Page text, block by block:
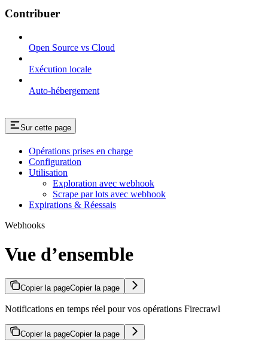
Contribuer
Open Source vs Cloud
Exécution locale
Auto-hébergement
Sur cette page
Opérations prises en charge
Configuration
Utilisation
Exploration avec webhook
Scrape par lots avec webhook
Expirations & Réessais
Webhooks
Vue d’ensemble
Copier la pageCopier la page
Notifications en temps réel pour vos opérations Firecrawl
Copier la pageCopier la page